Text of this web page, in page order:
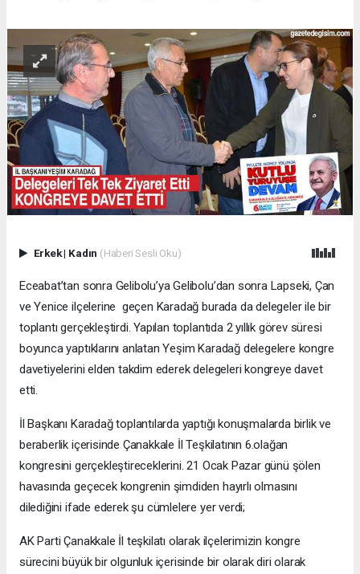
Erkek| Kadın (Haberi Sesli Oku)
Eceabat’tan sonra Gelibolu’ya Gelibolu’dan sonra Lapseki, Çan
ve Yenice ilçelerine geçen Karadağ burada da delegeler ile bir
toplantı gerçekleştirdi. Yapılan toplantıda 2 yıllık görev süresi
boyunca yaptıklarını anlatan Yeşim Karadağ delegelere kongre
davetiyelerini elden takdim ederek delegeleri kongreye davet
etti.
İl Başkanı Karadağ toplantılarda yaptığı konuşmalarda birlik ve
beraberlik içerisinde Çanakkale İl Teşkilatının 6.olağan
kongresini gerçekleştireceklerini. 21 Ocak Pazar günü şölen
havasında geçecek kongrenin şimdiden hayırlı olmasını
dilediğini ifade ederek şu cümlelere yer verdi;
AK Parti Çanakkale İl teşkilatı olarak ilçelerimizin kongre
sürecini büyük bir olgunluk içerisinde bir olarak diri olarak